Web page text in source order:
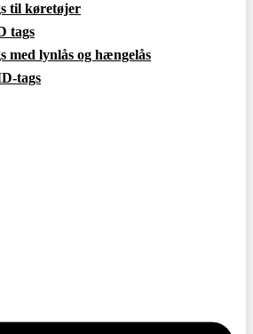
til køretøjer
tags
med lynlås og hængelås
tags